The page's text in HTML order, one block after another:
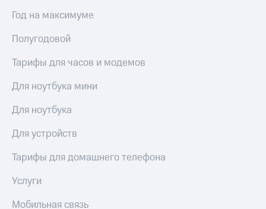
Год на максимуме
Полугодовой
Тарифы для часов и модемов
Для ноутбука мини
Для ноутбука
Для устройств
Тарифы для домашнего телефона
Услуги
Мобильная связь